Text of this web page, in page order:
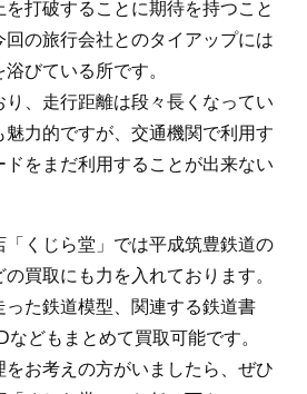
打破することに期待を持つこと
の旅行会社とのタイアップには
びている所です。
、走行距離は段々長くなってい
魅力的ですが、交通機関で利用す
ドをまだ利用することが出来ない
くじら堂」では平成筑豊鉄道の
買取にも力を入れております。
った鉄道模型、関連する鉄道書
どもまとめて買取可能です。
お考えの方がいましたら、ぜひ